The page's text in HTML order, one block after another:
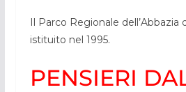
Il Parco Regionale
istituito nel 1995.
PENSIERI